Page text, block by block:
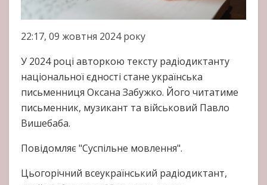
22:17, 09 жовтня 2024 року
У 2024 році авторкою тексту радіодиктанту
національної єдності стане українська
письменниця Оксана Забужко. Його читатиме
письменник, музикант та військовий Павло
Вишебаба.
Повідомляє "Суспільне мовлення".
Цьогорічний всеукраїнський радіодиктант,